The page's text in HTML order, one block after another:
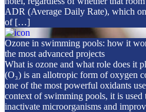
ADR (Average Daily Rate), which
of […]
Ozone in swimming pools: how it
the most advanced projects
What is ozone and what role does it
(O₃) is an allotropic form of oxygen
one of the most powerful oxidants
context of swimming pools, it is used
inactivate microorganisms and